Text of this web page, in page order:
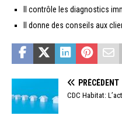
Il contrôle les diagnostics
Il donne des conseils aux
PRÉCÉDENT
CDC Habitat: